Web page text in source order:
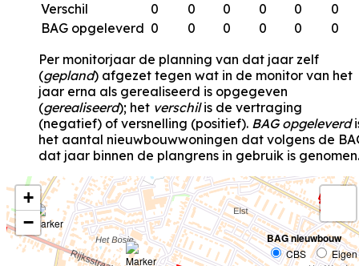
Verschil
0 0 0 0 0
0
BAG opgeleverd 0 0 0 0 0
0
Per monitorjaar de planning van dat jaar zelf
(gepland) afgezet tegen wat in de monitor van het
jaar erna als gerealiseerd is opgegeven
(gerealiseerd); het verschilis de vertraging
(negatief) of versnelling (positief). BAG opgeleverd
het aantal nieuwbouwwoningen dat volgens de
dat jaar binnen de plangrens in gebruik is genomen.
+
−
BAG nieuwbouw
CBS Eigen